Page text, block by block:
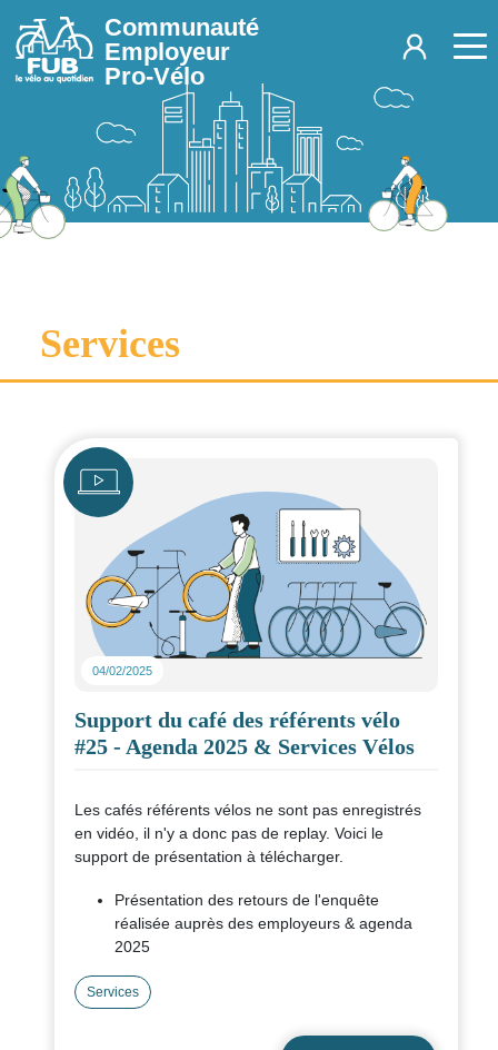
Aller au contenu principal
Communauté
Employeur
Pro-Vélo
Services
Icône
04/02/2025
Support du café des référents vélo
#25 - Agenda 2025 & Services Vélos
Les cafés référents vélos ne sont pas enregistrés
en vidéo, il n'y a donc pas de replay. Voici le
support de présentation à télécharger.
Présentation des retours de l'enquête
réalisée auprès des employeurs & agenda
2025
entreprise)
Services